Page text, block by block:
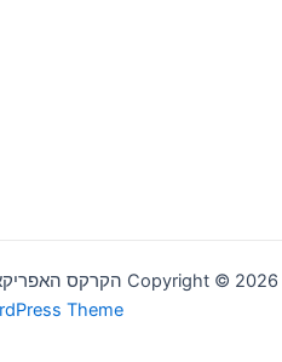
Theme